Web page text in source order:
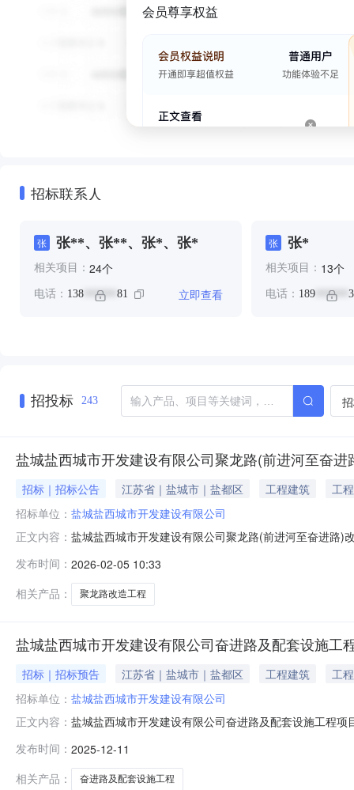
会员尊享权益
招标联系人
张 张**、张**、张*、张*
相关项目： 24个
电话： 138 ****** 81 立即查看
张 张*
相关项目： 13个
电话： 189******
招投标 243
盐城盐西城市开发建设有限公司聚龙路(前进河至奋
招标｜招标公告 江苏省｜盐城市｜盐都区 工程建筑
工程
招标单位： 盐城盐西城市开发建设有限公司
正文内容： 盐城盐西城市开发建设有限公司聚龙路(前进河至奋进路)
发布时间： 2026-02-05 10:33
相关产品：
聚龙路改造工程
盐城盐西城市开发建设有限公司奋进路及配套设施工
招标｜招标预告 江苏省｜盐城市｜盐都区 工程建筑
工程
招标单位： 盐城盐西城市开发建设有限公司
正文内容： 盐城盐西城市开发建设有限公司奋进路及配套设施工程
发布时间： 2025-12-11
相关产品：
奋进路及配套设施工程